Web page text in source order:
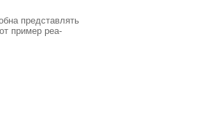
представлять
пример реа-